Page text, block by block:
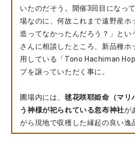
いたのだそう。開催3回目になっ
場なのに、何故これまで遠野産ホ
造ってなかったんだろう？」とい
さんに相談したところ、新品種ホ
用している「Tono Hachiman
プを譲っていただく事に。
圃場内には、 毬花咲耶姫命（マリ
う神様が祀られている忽布神社が
がら現地で収穫した縁起の良い逸